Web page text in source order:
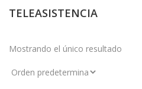
TELEASISTENCIA
Mostrando el único resultado